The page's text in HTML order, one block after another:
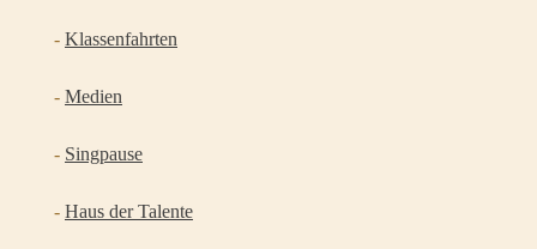
- Klassenfahrten
- Medien
- Singpause
- Haus der Talente